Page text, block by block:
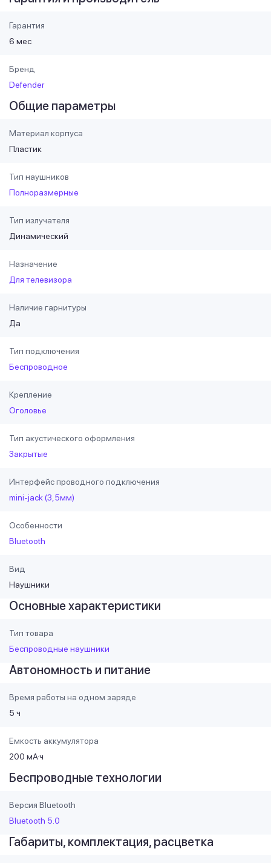
Гарантия
6 мес
Бренд
Defender
Общие параметры
Материал корпуса
Пластик
Тип наушников
Полноразмерные
Тип излучателя
Динамический
Назначение
Для телевизора
Наличие гарнитуры
Да
Тип подключения
Беспроводное
Крепление
Оголовье
Тип акустического оформления
Закрытые
Интерфейс проводного подключения
mini-jack (3,5мм)
Особенности
Bluetooth
Вид
Наушники
Основные характеристики
Тип товара
Беспроводные наушники
Автономность и питание
Время работы на одном заряде
5 ч
Емкость аккумулятора
200 мА·ч
Беспроводные технологии
Версия Bluetooth
Bluetooth 5.0
Габариты, комплектация, расцветка